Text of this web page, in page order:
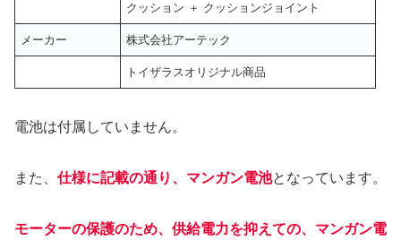
クッション ＋ クッションジョイント
メーカー 株式会社アーテック
トイザラスオリジナル商品
電池は付属していません。
また、 仕様に記載の通り、マンガン電池となっています。
モーターの保護のため、供給電力を抑えての、マンガン電